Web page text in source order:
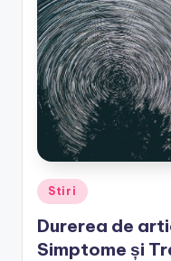
Posted
in
Stiri
Durerea de
Simptome și